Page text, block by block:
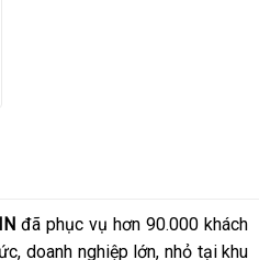
đã phục vụ hơn 90.000 khách
doanh nghiệp lớn, nhỏ tại khu